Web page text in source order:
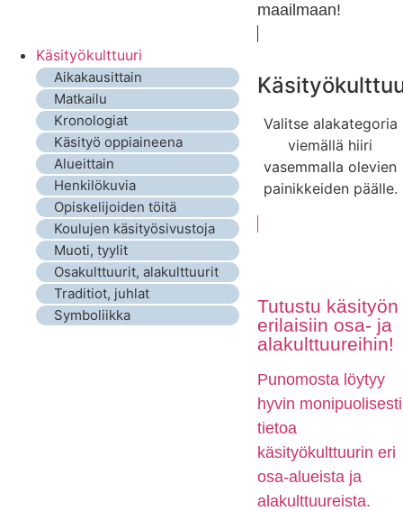
maailmaan!
Käsityökulttuuri
Aikakausittain
Matkailu
Kronologiat
Käsityö oppiaineena
Alueittain
Henkilökuvia
Opiskelijoiden töitä
Koulujen käsityösivustoja
Muoti, tyylit
Osakulttuurit, alakulttuurit
Traditiot, juhlat
Symboliikka
Valitse alakategoria
viemällä hiiri
vasemmalla olevien
painikkeiden päälle.
Tutustu käsityön
erilaisiin osa- ja
alakulttuureihin!
Punomosta löytyy
hyvin monipuolisesti
tietoa
käsityökulttuurin eri
osa-alueista ja
alakulttuureista.